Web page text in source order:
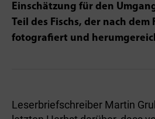
Einschätzung für den
Teil des Fischs, der nach
fotografiert und
Leserbriefschreiber Martin